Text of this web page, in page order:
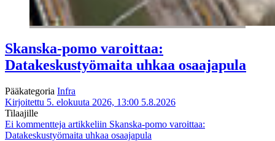
Skanska-pomo varoittaa:
Datakeskustyömaita uhkaa osaajapula
Pääkategoria Infra
Kirjoitettu 5. elokuuta 2026, 13:00 5.8.2026
Tilaajille
Ei kommentteja artikkeliin Skanska-pomo varoittaa:
Datakeskustyömaita uhkaa osaajapula